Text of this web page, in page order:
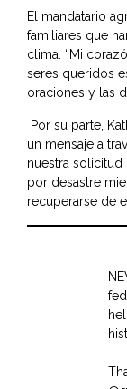
El mandatario
familiares que
clima. “Mi
seres queridos
oraciones y las
Por su parte,
un mensaje a
nuestra
por desastre
recuperarse de